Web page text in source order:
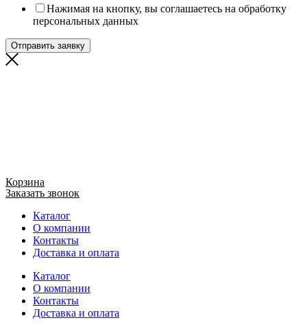
Нажимая на кнопку, вы соглашаетесь на обработку
персональных данных
Отправить заявку
Корзина
Заказать звонок
Каталог
О компании
Контакты
Доставка и оплата
Каталог
О компании
Контакты
Доставка и оплата